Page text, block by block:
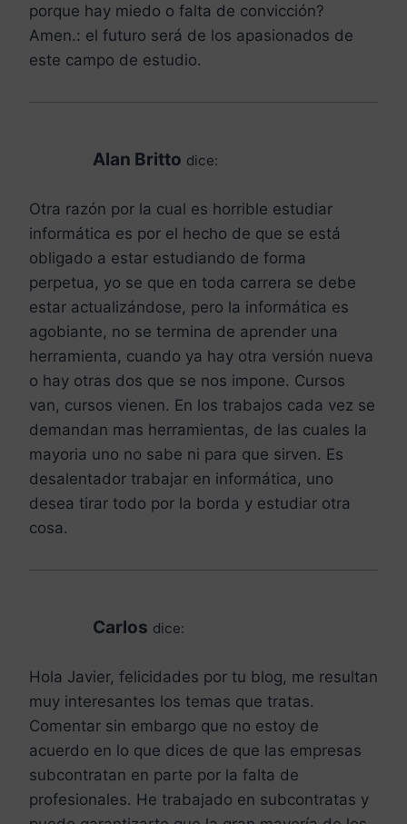
porque hay miedo o falta de convicción?
Amen.: el futuro será de los apasionados de
este campo de estudio.
Alan Britto dice:
Otra razón por la cual es horrible estudiar
informática es por el hecho de que se está
obligado a estar estudiando de forma
perpetua, yo se que en toda carrera se debe
estar actualizándose, pero la informática es
agobiante, no se termina de aprender una
herramienta, cuando ya hay otra versión nueva
o hay otras dos que se nos impone. Cursos
van, cursos vienen. En los trabajos cada vez se
demandan mas herramientas, de las cuales la
mayoria uno no sabe ni para que sirven. Es
desalentador trabajar en informática, uno
desea tirar todo por la borda y estudiar otra
cosa.
Carlos dice:
Hola Javier, felicidades por tu blog, me resultan
muy interesantes los temas que tratas.
Comentar sin embargo que no estoy de
acuerdo en lo que dices de que las empresas
subcontratan en parte por la falta de
profesionales. He trabajado en subcontratas y